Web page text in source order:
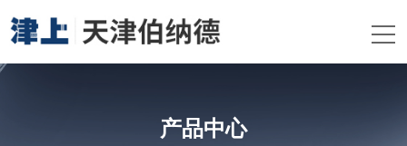
产品中心